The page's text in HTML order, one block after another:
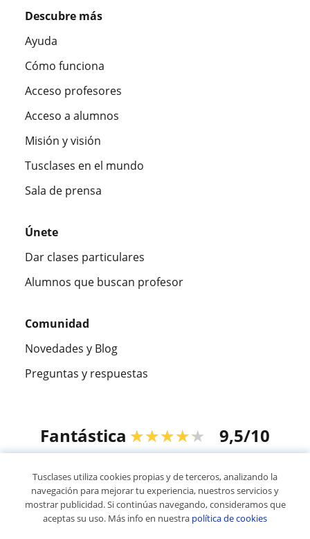
Descubre más
Ayuda
Cómo funciona
Acceso profesores
Acceso a alumnos
Misión y visión
Tusclases en el mundo
Sala de prensa
Únete
Dar clases particulares
Alumnos que buscan profesor
Comunidad
Novedades y Blog
Preguntas y respuestas
Fantástica ★★★★★ 9,5/10
© 2007 - 2026 Tusclases.com.uy
Tusclases utiliza cookies propias y de terceros, analizando la
navegación para mejorar tu experiencia, nuestros servicios y
mostrar publicidad. Si continúas navegando, consideramos que
aceptas su uso. Más info en nuestra política de cookies